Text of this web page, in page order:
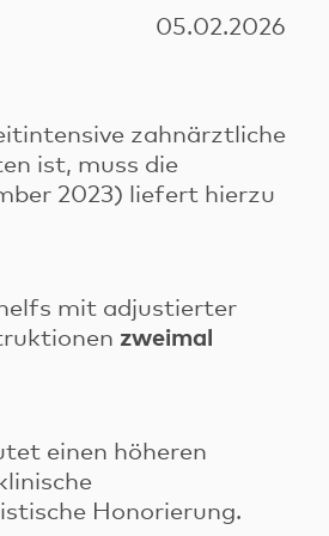
05.02.2026
zahnärztliche
ist, muss die
2023) liefert hierzu
mit adjustierter
zweimal
einen höheren
Honorierung.